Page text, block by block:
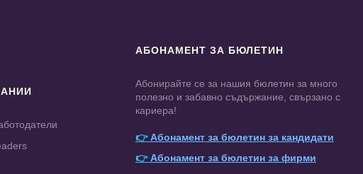
АБОНАМЕНТ ЗА БЮЛЕТИН
Абонирайте се за нашия бюлетин за много
полезно и забавно съдържание, свързано с
кариера!
👉Абонамент за бюлетин за кандидати
👉Абонамент за бюлетин за фирми